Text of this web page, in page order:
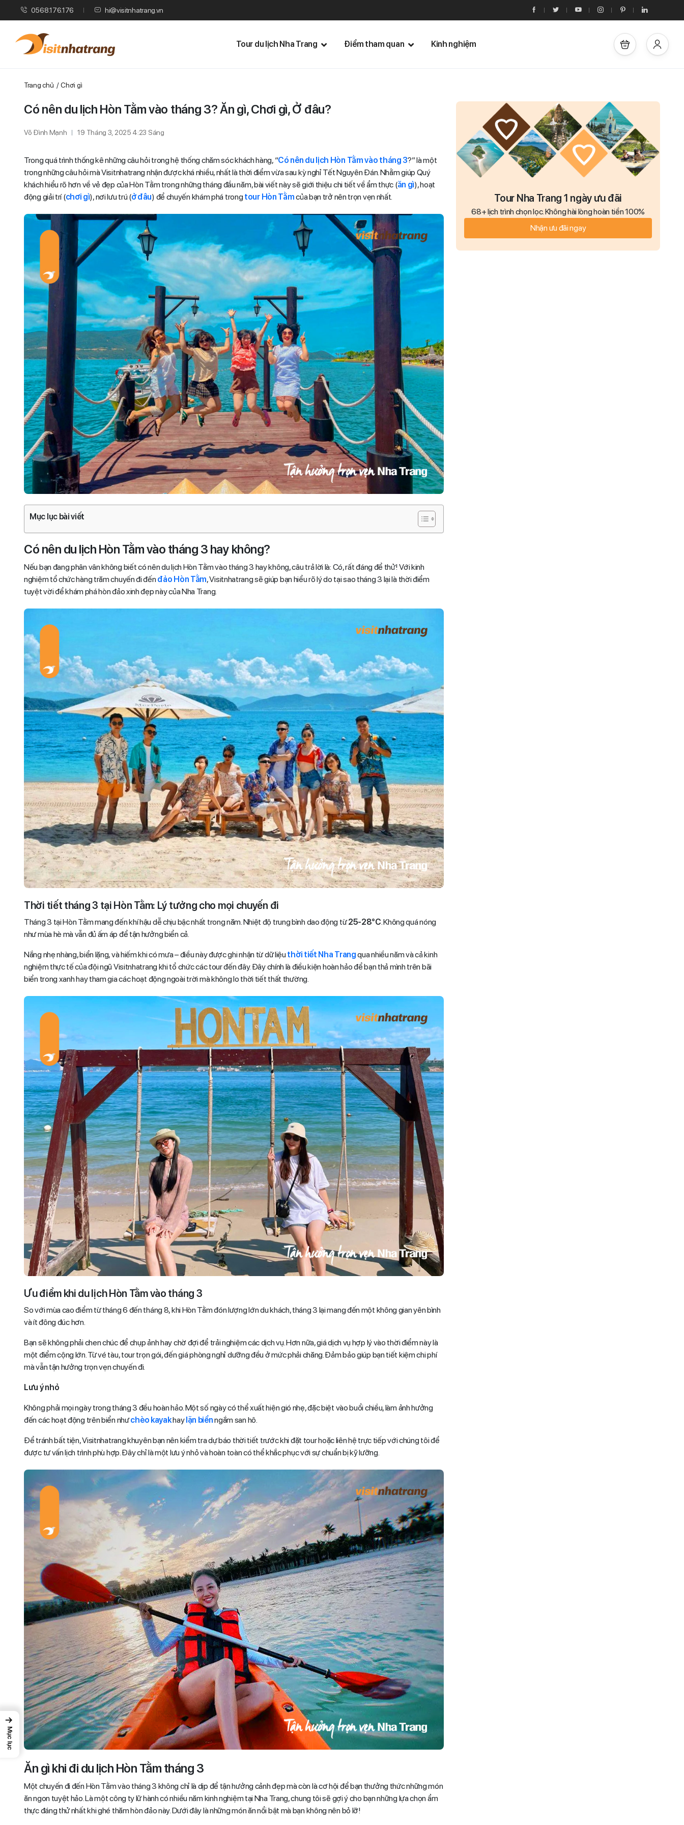
0568.176.176 hi@visitnhatrang.vn
Tour du lịch Nha Trang Điểm tham quan Kinh nghiệm
Trang chủ Chơi gì
Có nên du lịch Hòn Tằm vào tháng 3? Ăn gì, Chơi gì, Ở đâu?
Võ Đình Mạnh 19 Tháng 3, 2025 4:23 Sáng
Trong quá trình thống kê những câu hỏi trong hệ thống chăm sóc khách hàng, “Có nên du lịch Hòn Tằm vào tháng 3?” là một
trong những câu hỏi mà Visitnhatrang nhận được khá nhiều, nhất là thời điểm vừa sau kỳ nghỉ Tết Nguyên Đán. Nhằm giúp Quý
khách hiểu rõ hơn về vẻ đẹp của Hòn Tằm trong những tháng đầu năm, bài viết này sẽ giới thiệu chi tiết về ẩm thực (ăn gì), hoạt
động giải trí (chơi gì), nơi lưu trú (ở đâu) để chuyến khám phá trong tour Hòn Tằmcủa bạn trở nên trọn vẹn nhất.
Mục lục bài viết
Có nên du lịch Hòn Tằm vào tháng 3 hay không?
Nếu bạn đang phân vân không biết có nên du lịch Hòn Tằm vào tháng 3 hay không, câu trả lời là: Có, rất đáng để thử! Với kinh
nghiệm tổ chức hàng trăm chuyến đi đến đảo Hòn Tằm, Visitnhatrang sẽ giúp bạn hiểu rõ lý do tại sao tháng 3 lại là thời điểm
tuyệt vời để khám phá hòn đảo xinh đẹp này của Nha Trang.
Thời tiết tháng 3 tại Hòn Tằm: Lý tưởng cho mọi chuyến đi
Tháng 3 tại Hòn Tằm mang đến khí hậu dễ chịu bậc nhất trong năm. Nhiệt độ trung bình dao động từ25-28°C. Không quá nóng
như mùa hè mà vẫn đủ ấm áp để tận hưởng biển cả.
Nắng nhẹ nhàng, biển lặng, và hiếm khi có mưa – điều này được ghi nhận từ dữ liệu thời tiết Nha Trangqua nhiều năm và cả kinh
nghiệm thực tế của đội ngũ Visitnhatrang khi tổ chức các tour đến đây. Đây chính là điều kiện hoàn hảo để bạn thả mình trên bãi
biển trong xanh hay tham gia các hoạt động ngoài trời mà không lo thời tiết thất thường.
Ưu điểm khi du lịch Hòn Tằm vào tháng 3
So với mùa cao điểm từ tháng 6 đến tháng 8, khi Hòn Tằm đón lượng lớn du khách, tháng 3 lại mang đến một không gian yên bình
và ít đông đúc hơn.
Bạn sẽ không phải chen chúc để chụp ảnh hay chờ đợi để trải nghiệm các dịch vụ. Hơn nữa, giá dịch vụ hợp lý vào thời điểm này là
một điểm cộng lớn. Từ vé tàu, tour trọn gói, đến giá phòng nghỉ dưỡng đều ở mức phải chăng. Đảm bảo giúp bạn tiết kiệm chi phí
mà vẫn tận hưởng trọn vẹn chuyến đi.
Lưu ý nhỏ
Không phải mọi ngày trong tháng 3 đều hoàn hảo. Một số ngày có thể xuất hiện gió nhẹ, đặc biệt vào buổi chiều, làm ảnh hưởng
đến các hoạt động trên biển nhưchèo kayakhaylặn biểnngắm san hô.
Để tránh bất tiện, Visitnhatrang khuyên bạn nên kiểm tra dự báo thời tiết trước khi đặt tour hoặc liên hệ trực tiếp với chúng tôi để
được tư vấn lịch trình phù hợp. Đây chỉ là một lưu ý nhỏ và hoàn toàn có thể khắc phục với sự chuẩn bị kỹ lưỡng.
Ăn gì khi đi du lịch Hòn Tằm tháng 3
Một chuyến đi đến Hòn Tằm vào tháng 3 không chỉ là dịp để tận hưởng cảnh đẹp mà còn là cơ hội để bạn thưởng thức những món
ăn ngon tuyệt hảo. Là một công ty lữ hành có nhiều năm kinh nghiệm tại Nha Trang, chung tôi sẽ gợi ý cho bạn những lựa chọn ẩm
thực đáng thử nhất khi ghé thăm hòn đảo này. Dưới đây là những món ăn nổi bật mà bạn không nên bỏ lỡ!
Tour Nha Trang 1 ngày ưu đãi
68+ lịch trình chọn lọc. Không hài lòng hoàn tiền 100%
Nhận ưu đãi ngay
→
Mục lục